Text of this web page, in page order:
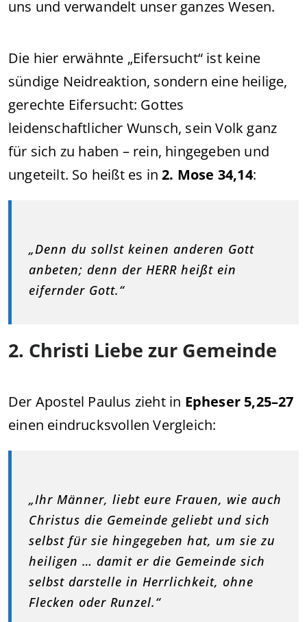
uns und verwandelt unser ganzes Wesen.
Die hier erwähnte „Eifersucht“ ist keine
sündige Neidreaktion, sondern eine heilige,
gerechte Eifersucht: Gottes
leidenschaftlicher Wunsch, sein Volk ganz
für sich zu haben – rein, hingegeben und
ungeteilt. So heißt es in2. Mose 34,14:
„Denn du sollst keinen anderen Gott
anbeten; denn der HERR heißt ein
eifernder Gott.“
2. Christi Liebe zur Gemeinde
Der Apostel Paulus zieht in Epheser 5,25–27
einen eindrucksvollen Vergleich:
„Ihr Männer, liebt eure Frauen, wie auch
Christus die Gemeinde geliebt und sich
selbst für sie hingegeben hat, um sie zu
heiligen … damit er die Gemeinde sich
selbst darstelle in Herrlichkeit, ohne
Flecken oder Runzel.“